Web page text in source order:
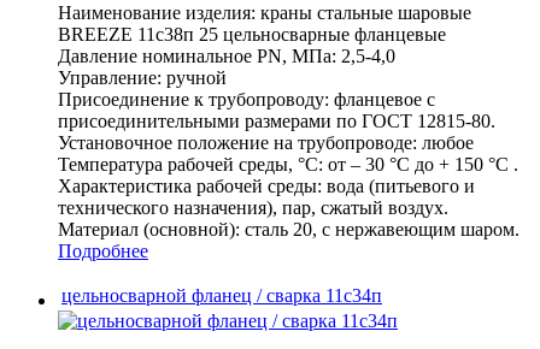
Наименование изделия: краны стальные шаровые
BREEZE 11с38п 25 цельносварные фланцевые
Давление номинальное PN, МПа: 2,5-4,0
Управление: ручной
Присоединение к трубопроводу: фланцевое с
присоединительными размерами по ГОСТ 12815-80.
Установочное положение на трубопроводе: любое
Температура рабочей среды, °С: от – 30 °С до + 150 °С .
Характеристика рабочей среды: вода (питьевого и
технического назначения), пар, сжатый воздух.
Материал (основной): сталь 20, с нержавеющим шаром.
Подробнее
цельносварной фланец / сварка 11с34п